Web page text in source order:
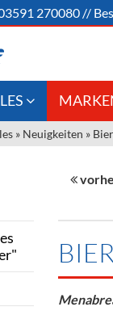
270080 //
&
Die Neue Art des
Weine &
Öle &
» Neuigkeiten »